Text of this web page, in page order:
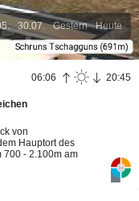
Heute
Gestern
30.07.
06:06 20:45
von
Hauptort des
700 - 2.100m am